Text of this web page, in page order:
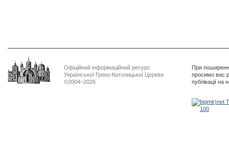
Офіційний інформаційний ресурс
Української Греко-Католицької Церкви
©2004–2026
При
просимо вас
публікації на